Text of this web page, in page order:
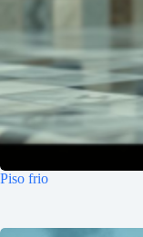
Piso frio